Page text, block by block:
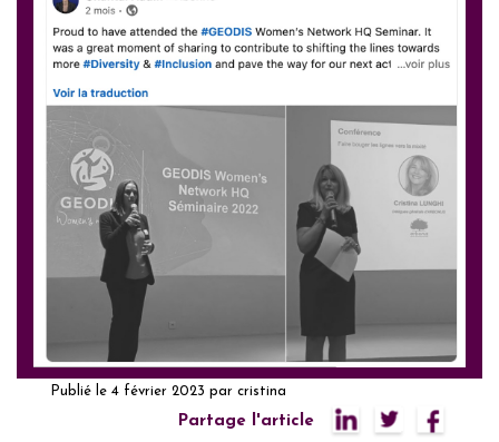
Publié le 4 février 2023 par cristina
Partage l'article